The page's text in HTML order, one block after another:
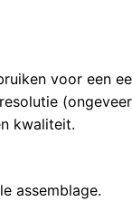
voor een
kwaliteit.
assemblage.